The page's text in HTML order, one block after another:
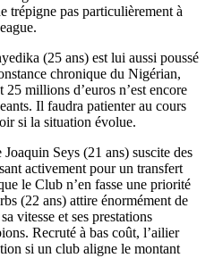
trépigne pas particulièrement à
(25 ans) est lui aussi poussé
chronique du Nigérian,
millions d’euros n’est encore
Il faudra patienter au cours
si la situation évolue.
Seys (21 ans) suscite des
activement pour un transfert
le Club n’en fasse une priorité
(22 ans) attire énormément de
vitesse et ses prestations
Recruté à bas coût, l’ailier
si un club aligne le montant